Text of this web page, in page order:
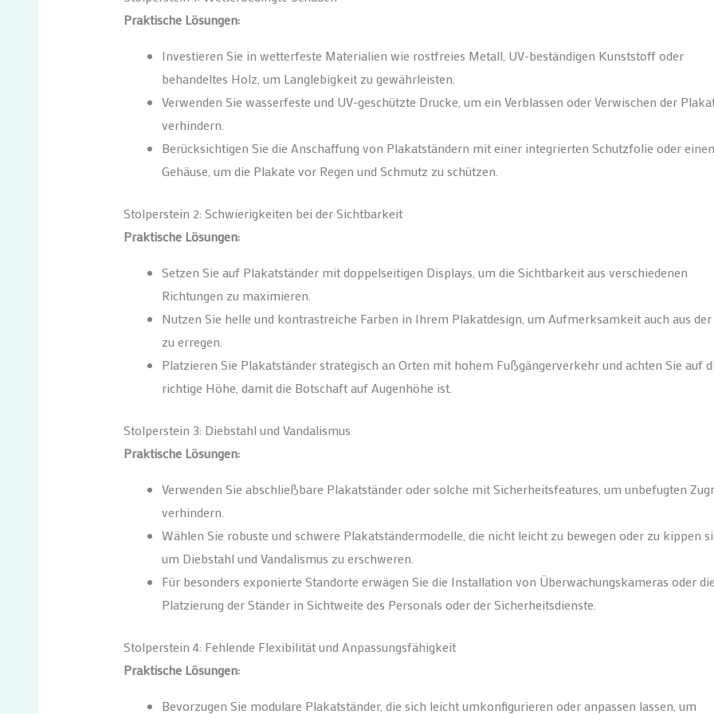
Praktische Lösungen:
Investieren Sie in wetterfeste Materialien wie rostfreies Metall, UV-beständigen Kunststoff oder
behandeltes Holz, um Langlebigkeit zu gewährleisten.
Verwenden Sie wasserfeste und UV-geschützte Drucke, um ein Verblassen oder Verwischen der
verhindern.
Berücksichtigen Sie die Anschaffung von Plakatständern mit einer integrierten Schutzfolie oder
Gehäuse, um die Plakate vor Regen und Schmutz zu schützen.
Stolperstein 2: Schwierigkeiten bei der Sichtbarkeit
Praktische Lösungen:
Setzen Sie auf Plakatständer mit doppelseitigen Displays, um die Sichtbarkeit aus verschiedenen
Richtungen zu maximieren.
Nutzen Sie helle und kontrastreiche Farben in Ihrem Plakatdesign, um Aufmerksamkeit auch aus der
zu erregen.
Platzieren Sie Plakatständer strategisch an Orten mit hohem Fußgängerverkehr und achten Sie auf
richtige Höhe, damit die Botschaft auf Augenhöhe ist.
Stolperstein 3: Diebstahl und Vandalismus
Praktische Lösungen:
Verwenden Sie abschließbare Plakatständer oder solche mit Sicherheitsfeatures, um unbefugten
verhindern.
Wählen Sie robuste und schwere Plakatständermodelle, die nicht leicht zu bewegen oder zu kippen
um Diebstahl und Vandalismus zu erschweren.
Für besonders exponierte Standorte erwägen Sie die Installation von Überwachungskameras oder die
Platzierung der Ständer in Sichtweite des Personals oder der Sicherheitsdienste.
Stolperstein 4: Fehlende Flexibilität und Anpassungsfähigkeit
Praktische Lösungen:
Bevorzugen Sie modulare Plakatständer, die sich leicht umkonfigurieren oder anpassen lassen, um